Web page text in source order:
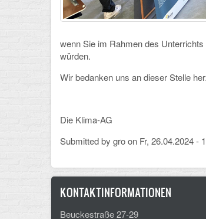
wenn Sie im Rahmen des
würden.
Wir bedanken uns an dieser Stelle
Die Klima-AG
Submitted by groon Fr, 26.04.2024 -
KONTAKTINFORMATIONEN
Beuckestraße 27-29